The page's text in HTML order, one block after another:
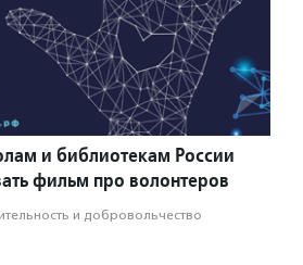
и библиотекам России
фильм про волонтеров
и доброволь­чест­во